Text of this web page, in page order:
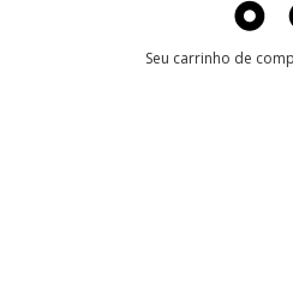
Seu carrinho de